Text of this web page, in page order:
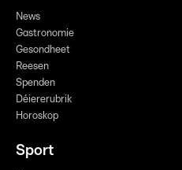
News
Gastronomie
Gesondheet
Reesen
Spenden
Déiererubrik
Horoskop
Sport